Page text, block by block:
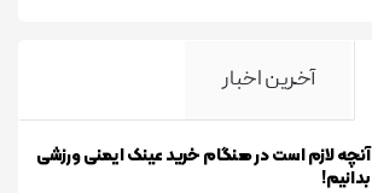
آخرین اخبار
آنچه لازم است در هنگام خرید عینک ایمنی ورزشی
بدانیم!